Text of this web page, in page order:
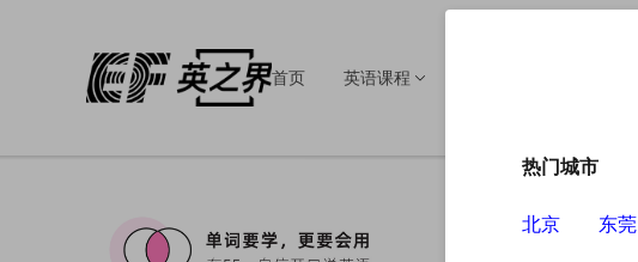
首页 英语课程
热门城市
北京 东莞